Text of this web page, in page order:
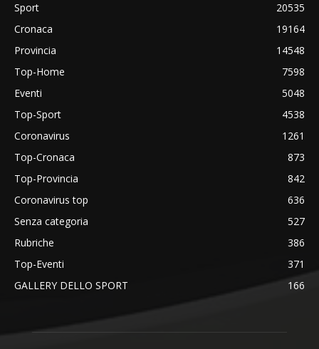
Sport
20535
Cronaca
19164
Provincia
14548
Top-Home
7598
Eventi
5048
Top-Sport
4538
Coronavirus
1261
Top-Cronaca
873
Top-Provincia
842
Coronavirus top
636
Senza categoria
527
Rubriche
386
Top-Eventi
371
GALLERY DELLO SPORT
166